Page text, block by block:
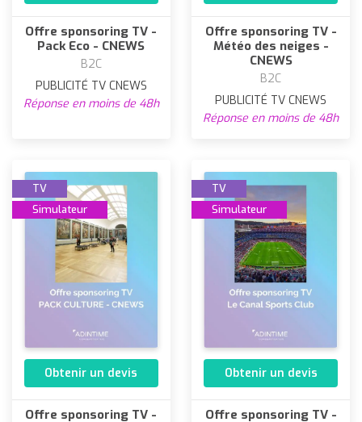
Offre sponsoring TV -
Pack Eco - CNEWS
B2C
PUBLICITÉ TV CNEWS
Réponse en moins de 48h
Offre sponsoring TV -
Météo des neiges -
CNEWS
B2C
PUBLICITÉ TV CNEWS
Réponse en moins de 48h
TV
Simulateur
Obtenir un devis
Offre sponsoring TV -
TV
Simulateur
Obtenir un devis
Offre sponsoring TV -